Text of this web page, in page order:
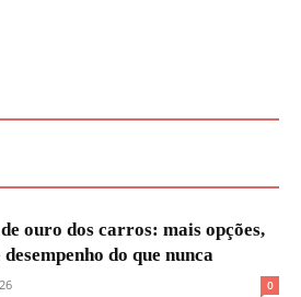
ouro dos carros: mais opções,
do que nunca
0